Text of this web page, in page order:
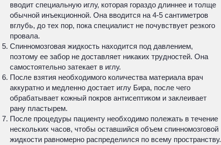
вводит специальную иглу, которая гораздо длиннее и толще
обычной инъекционной. Она вводится на 4-5 сантиметров
вглубь, до тех пор, пока специалист не почувствует резкого
провала.
Спинномозговая жидкость находится под давлением,
поэтому ее забор не доставляет никаких трудностей. Она
самостоятельно затекает в иглу.
После взятия необходимого количества материала врач
аккуратно и медленно достает иглу Бира, после чего
обрабатывает кожный покров антисептиком и заклеивает
рану пластырем.
После процедуры пациенту необходимо полежать в течение
нескольких часов, чтобы оставшийся объем спинномозговой
жидкости равномерно распределился по всему пространству.